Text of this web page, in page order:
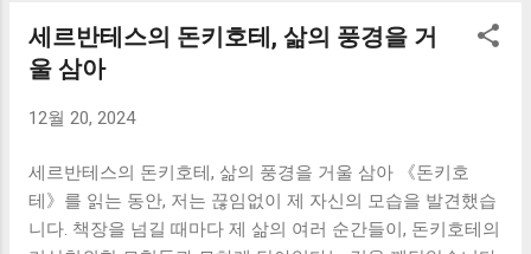
습니다. 바쁜 일상 속에서도 자연을 찾아 여유를 가지고, 마음
을 힐링하는 시간을 가져야겠다고 생각했습니다. 저는 곧 다
움에 감탄하며 마음의 평화를 찾으려 합니다. 《지상의 노
본적인 ...
시점에서 펼쳐집니다. 그의 무기력함과 삶에 대한 회의는 제
자신의 모습과 너무나 닮아 있어 놀랐습니다. 대학생활, 미래
답답함을 느꼈습니다. '나'는 그런 제 모습을 대변하는 듯했습
에서 느끼는 작은 감정의 변화, 주변 사람들과의 관계 속에서
혼란을 느끼고 방황하는 모습을 보여줍니다. 그의 감정은 때
로는 섬세하고 아름다웠지만, 동시에 깊은 고독과 슬픔으로
세르반테스의 돈키호테, 삶의 풍경을 거
울 삼아
12월 20, 2024
세르반테스의 돈키호테, 삶의 풍경을 거울 삼아 《돈키호
테》를 읽는 동안, 저는 끊임없이 제 자신의 모습을 발견했습
니다. 책장을 넘길 때마다 제 삶의 여러 순간들이, 돈키호테의